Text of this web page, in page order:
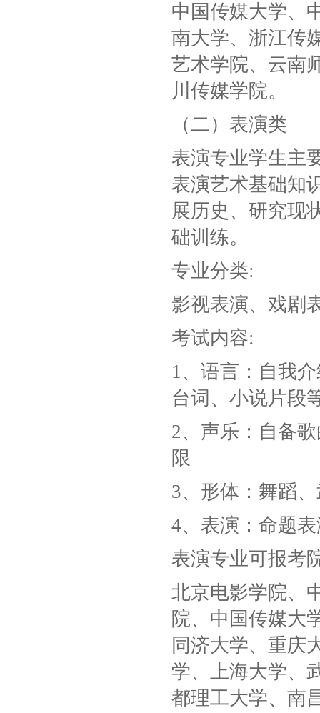
中国传媒大学、
南大学、浙江传
艺术学院、云南
川传媒学院。
（二）表演类
表演专业学生主
表演艺术基础知
展历史、研究现
础训练。
专业分类:
影视表演、戏剧
考试内容:
1、语言：自我
台词、小说片段
2、声乐：自备
限
3、形体：舞蹈
4、表演：命题
表演专业可报考
北京电影学院、
院、中国传媒大
同济大学、重庆
学、上海大学、
都理工大学、南